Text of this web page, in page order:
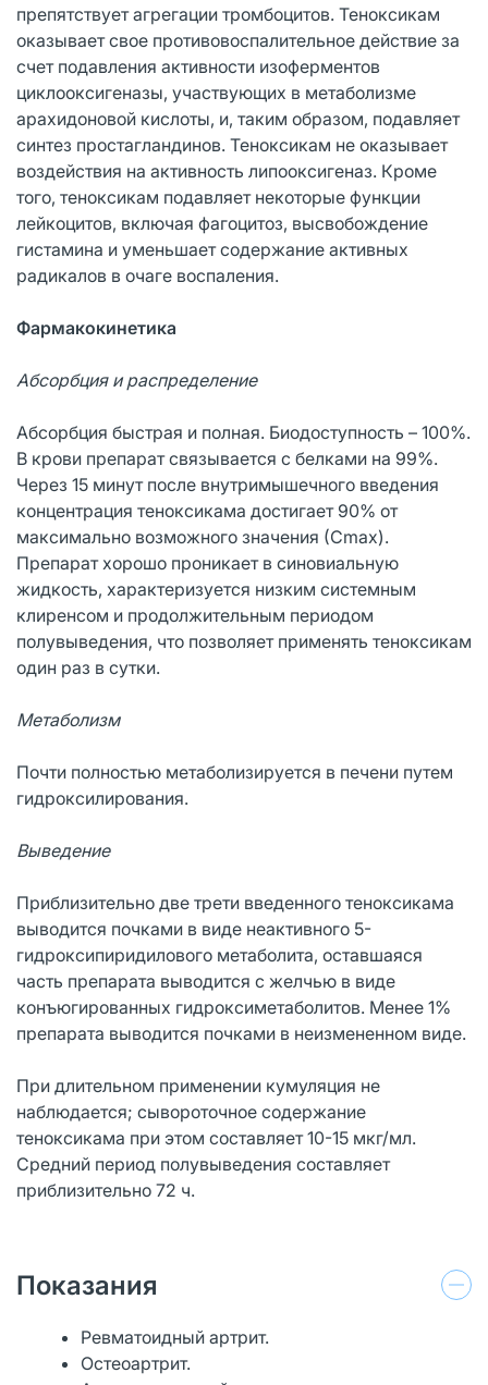
препятствует агрегации тромбоцитов. Теноксикам
оказывает свое противовоспалительное действие за
счет подавления активности изоферментов
циклооксигеназы, участвующих в метаболизме
арахидоновой кислоты, и, таким образом, подавляет
синтез простагландинов. Теноксикам не оказывает
воздействия на активность липооксигеназ. Кроме
того, теноксикам подавляет некоторые функции
лейкоцитов, включая фагоцитоз, высвобождение
гистамина и уменьшает содержание активных
радикалов в очаге воспаления.
Фармакокинетика
Абсорбция и распределение
Абсорбция быстрая и полная. Биодоступность – 100%.
В крови препарат связывается с белками на 99%.
Через 15 минут после внутримышечного введения
концентрация теноксикама достигает 90% от
максимально возможного значения (Сmax).
Препарат хорошо проникает в синовиальную
жидкость, характеризуется низким системным
клиренсом и продолжительным периодом
полувыведения, что позволяет применять теноксикам
один раз в сутки.
Метаболизм
Почти полностью метаболизируется в печени путем
гидроксилирования.
Выведение
Приблизительно две трети введенного теноксикама
выводится почками в виде неактивного 5-
гидроксипиридилового метаболита, оставшаяся
часть препарата выводится с желчью в виде
конъюгированных гидроксиметаболитов. Менее 1%
препарата выводится почками в неизмененном виде.
При длительном применении кумуляция не
наблюдается; сывороточное содержание
теноксикама при этом составляет 10-15 мкг/мл.
Средний период полувыведения составляет
приблизительно 72 ч.
Показания
Ревматоидный артрит.
Остеоартрит.